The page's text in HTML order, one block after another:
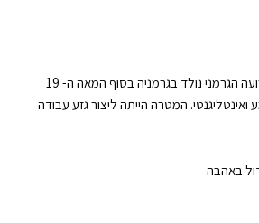
היסטוריה וייעוד מקורי הרועה הגרמני נולד בגרמניה בסוף המאה ה- 19
המטרה הייתה ליצור גזע עבודה